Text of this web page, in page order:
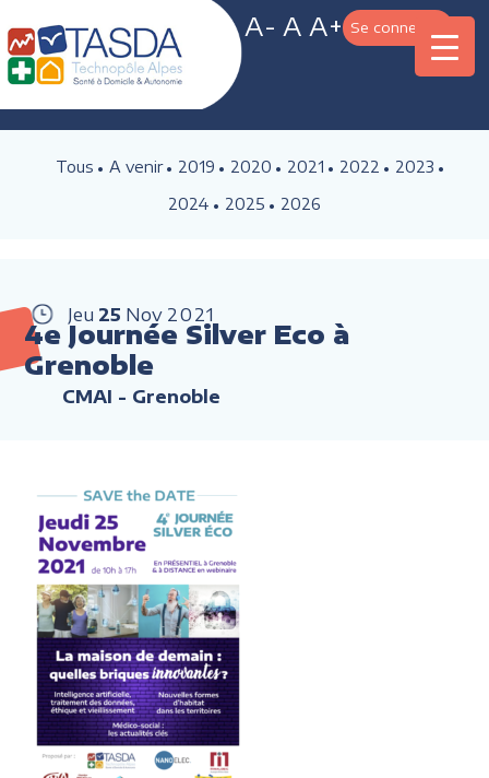
A- A A+ Se connecter
Tous A venir 2019 2020 2021 2022
2023
2024
2025 2026
Jeu 25 Nov 2021
4e Journée Silver Eco à
Grenoble
CMAI - Grenoble